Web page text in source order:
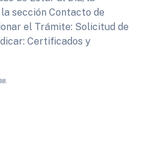
sección Contacto de
el Trámite: Solicitud de
Certificados y